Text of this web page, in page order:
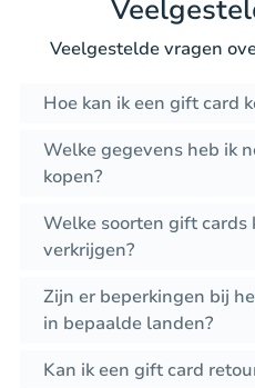
Veelgestelde vragen
Hoe kan ik een gift card
Welke gegevens heb ik
kopen?
Welke soorten gift cards
verkrijgen?
Zijn er beperkingen bij
in bepaalde landen?
Kan ik een gift card